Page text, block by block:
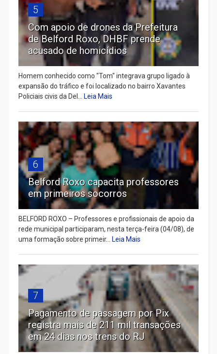
5
Com apoio de drones da Prefeitura
de Belford Roxo, DHBF prende
acusado de homicídios
Homem conhecido como "Tom" integrava grupo ligado à
expansão do tráfico e foi localizado no bairro Xavantes
Policiais civis da Del...
Leia Mais
6
Belford Roxo capacita professores
em primeiros socorros
BELFORD ROXO – Professores e profissionais de apoio da
rede municipal participaram, nesta terça-feira (04/08), de
uma formação sobre primeir...
Leia Mais
7
Pagamento de passagem por Pix
registra mais de 211 mil transações
em 24 dias nos trens do RJ